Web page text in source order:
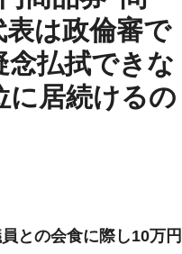
は政倫審で
念払拭できな
に居続けるの
との会食に際し10万円